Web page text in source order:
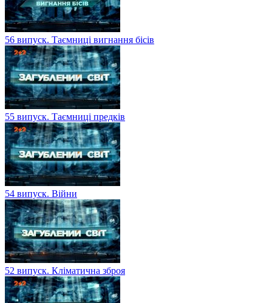
56 випуск. Таємниці вигнання бісів
55 випуск. Таємниці предків
54 випуск. Війни
52 випуск. Кліматична зброя